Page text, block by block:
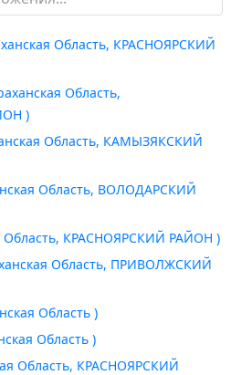
Область, КРАСНОЯРСКИЙ
Область,
)
Область, КАМЫЗЯКСКИЙ
Область, ВОЛОДАРСКИЙ
Область, КРАСНОЯРСКИЙ РАЙОН )
Область, ПРИВОЛЖСКИЙ
Область )
Область )
Область, КРАСНОЯРСКИЙ